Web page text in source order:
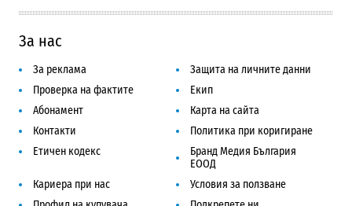
За нас
За реклама
Защита на личните данни
Проверка на фактите
Екип
Абонамент
Карта на сайта
Контакти
Политика при коригиране
Етичен кодекс
Бранд Медия България
ЕООД
Кариера при нас
Условия за ползване